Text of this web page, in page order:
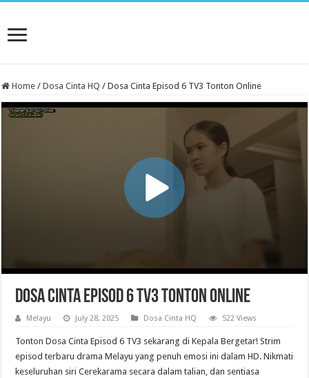
Home / Dosa Cinta HQ / Dosa Cinta Episod 6 TV3 Tonton Online
Dosa Cinta Episod 6 TV3 Tonton Online
Melayu July 28, 2025 Dosa Cinta HQ 522 Views
Tonton Dosa Cinta Episod 6 TV3 sekarang di Kepala Bergetar! Strim
episod terbaru drama Melayu yang penuh emosi ini dalam HD. Nikmati
keseluruhan siri Cerekarama secara dalam talian, dan sentiasa